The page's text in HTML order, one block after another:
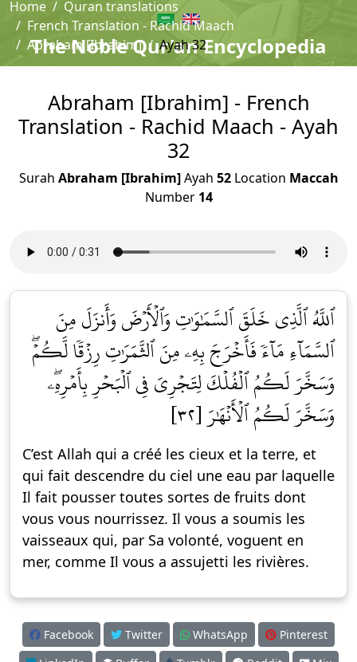
The Noble Qur'an Encyclopedia
Home
Quran translations
French Translation - Rachid Maach
Abraham [Ibrahim]
Ayah 32
Abraham [Ibrahim] - French
Translation - Rachid Maach - Ayah
32
Surah Abraham [Ibrahim]Ayah 52Location Maccah
Number 14
ٱللَّهُ ٱلَّذِي خَلَقَ ٱلسَّمَٰوَٰتِ وَٱلۡأَرۡضَ وَأَنزَلَ مِنَ
ٱلسَّمَآءِ مَآءٗ فَأَخۡرَجَ بِهِۦ مِنَ ٱلثَّمَرَٰتِ رِزۡقٗا لَّكُمۡۖ
وَسَخَّرَ لَكُمُ ٱلۡفُلۡكَ لِتَجۡرِيَ فِي ٱلۡبَحۡرِ بِأَمۡرِهِۦۖ
وَسَخَّرَ لَكُمُ ٱلۡأَنۡهَٰرَ [٣٢]
C’est Allah qui a créé les cieux et la terre, et
qui fait descendre du ciel une eau par laquelle
Il fait pousser toutes sortes de fruits dont
vous vous nourrissez. Il vous a soumis les
vaisseaux qui, par Sa volonté, voguent en
mer, comme Il vous a assujetti les rivières.
Facebook Twitter WhatsApp
Pinterest